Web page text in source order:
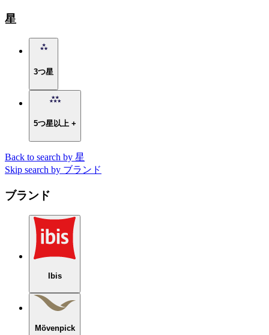
星
3つ星
5つ星以上 +
Back to search by 星
Skip search by ブランド
ブランド
Ibis
Mövenpick